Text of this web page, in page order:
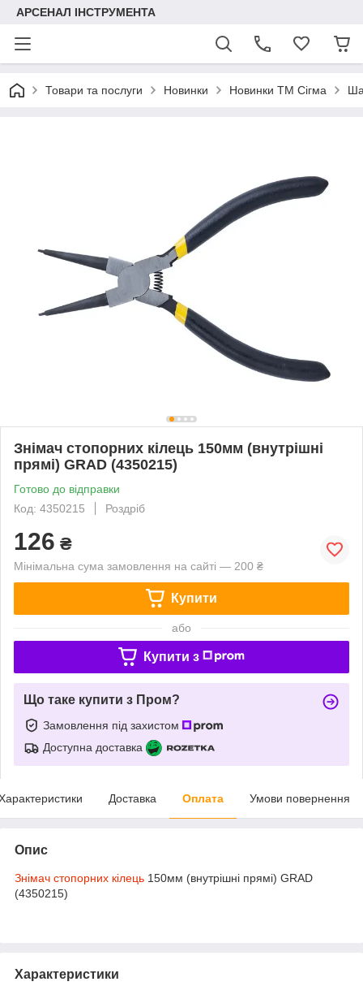
АРСЕНАЛ ІНСТРУМЕНТА
Товари та послуги Новинки Новинки ТМ Сігма
Знімач стопорних кілець 150мм (внутрішні
прямі) GRAD (4350215)
Готово до відправки
Код: 4350215
Роздріб
126 ₴
Мінімальна сума замовлення на сайті — 200 ₴
Купити
або
Купити з
Що таке купити з Пром?
Замовлення під захистом
Доступна доставка
Доставка Оплата Умови повернення
Опис
Знімач стопорних кілець 150мм (внутрішні прямі) GRAD
(4350215)
Характеристики